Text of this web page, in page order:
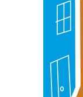
Webgune
fitxategiak
zerbitzuak
baliatzen gara.
erabiltzeko